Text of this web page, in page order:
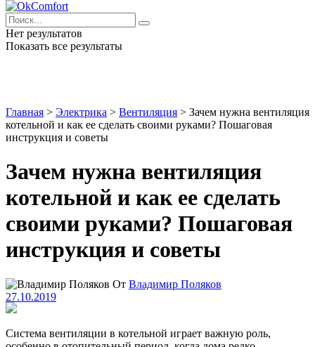
Нет результатов
Показать все результаты
Главная > Электрика > Вентиляция > Зачем нужна вентиляция
котельной и как ее сделать своими руками? Пошаговая
инструкция и советы
Зачем нужна вентиляция
котельной и как ее сделать
своими руками? Пошаговая
инструкция и советы
От Владимир Поляков
27.10.2019
Система вентиляции в котельной играет важную роль,